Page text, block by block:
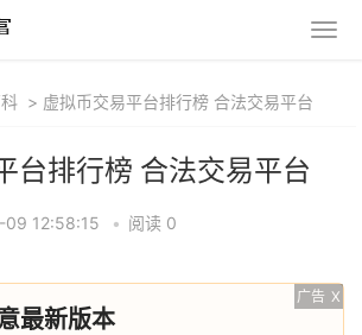
> 虚拟币交易平台排行榜 合法交易平台
台排行榜 合法交易平台
09 12:58:15 • 阅读 0
广告 X
最新版本